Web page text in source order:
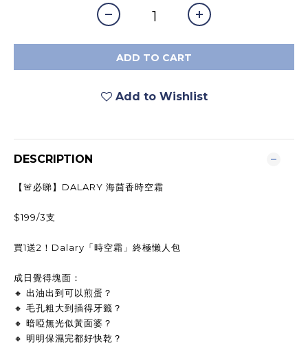
ADD TO CART
Add to Wishlist
DESCRIPTION
【🚨必睇】DALARY 海茴香時空霜
$199/3支
買1送2！Dalary「時空霜」終極懶人包
成日覺得塊面：
🔸 出油出到可以煎蛋？
🔸 毛孔粗大到插得牙籤？
🔸 暗啞無光似黃面婆？
🔸 明明保濕完都好快乾？